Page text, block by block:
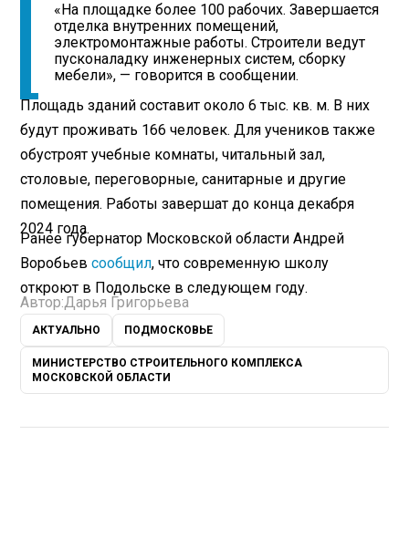
«На площадке более 100 рабочих. Завершается
отделка внутренних помещений,
электромонтажные работы. Строители ведут
пусконаладку инженерных систем, сборку
мебели», — говорится в сообщении.
Площадь зданий составит около 6 тыс. кв. м. В них
будут проживать 166 человек. Для учеников также
обустроят учебные комнаты, читальный зал,
столовые, переговорные, санитарные и другие
помещения. Работы завершат до конца декабря
2024 года.
Ранее губернатор Московской области Андрей
Воробьевсообщил, что современную школу
откроют в Подольске в следующем году.
Автор:Дарья Григорьева
АКТУАЛЬНО ПОДМОСКОВЬЕ
МИНИСТЕРСТВО СТРОИТЕЛЬНОГО КОМПЛЕКСА
МОСКОВСКОЙ ОБЛАСТИ